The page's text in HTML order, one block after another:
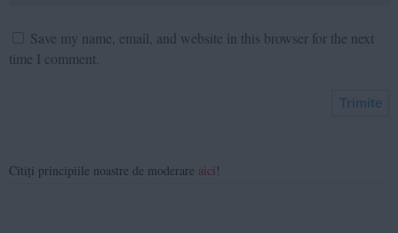
Save my name, email, and website in this browser for the next
time I comment.
Citiți principiile noastre de moderare aici !